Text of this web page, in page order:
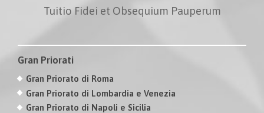
Tuitio Fidei et Obsequium Pauperum
Gran Priorati
Gran Priorato di Roma
Gran Priorato di Lombardia e Venezia
Gran Priorato di Napoli e Sicilia